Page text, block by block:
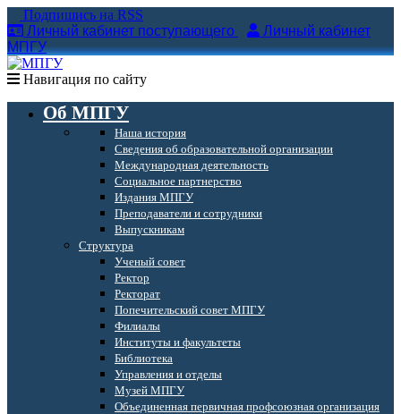
Подпишись на RSS
Личный кабинет поступающего
Личный кабинет
МПГУ
Навигация по сайту
Об МПГУ
Наша история
Сведения об образовательной организации
Международная деятельность
Социальное партнерство
Издания МПГУ
Преподаватели и сотрудники
Выпускникам
Структура
Ученый совет
Ректор
Ректорат
Попечительский совет МПГУ
Филиалы
Институты и факультеты
Библиотека
Управления и отделы
Музей МПГУ
Объединенная первичная профсоюзная организация